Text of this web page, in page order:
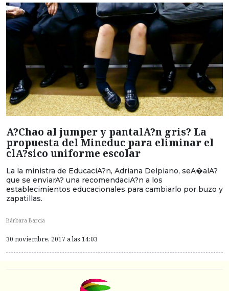
A?Chao al jumper y pantalA?n gris? La
propuesta del Mineduc para eliminar el
clA?sico uniforme escolar
La la ministra de EducaciA?n, Adriana Delpiano, seA�alA?
que se enviarA? una recomendaciA?n a los
establecimientos educacionales para cambiarlo por buzo y
zapatillas.
Bárbara Barcia
30 noviembre, 2017 a las 14:03